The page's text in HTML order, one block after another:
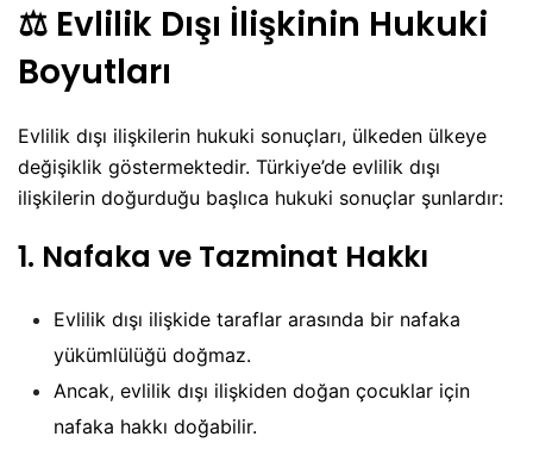
⚖️ Evlilik Dışı İlişkinin Hukuki
Boyutları
Evlilik dışı ilişkilerin hukuki sonuçları, ülkeden ülkeye
değişiklik göstermektedir. Türkiye’de evlilik dışı
ilişkilerin doğurduğu başlıca hukuki sonuçlar şunlardır:
1. Nafaka ve Tazminat Hakkı
Evlilik dışı ilişkide taraflar arasında bir nafaka
yükümlülüğü doğmaz.
Ancak, evlilik dışı ilişkiden doğan çocuklar için
nafaka hakkı doğabilir.